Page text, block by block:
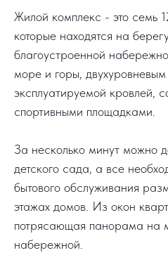
Жилой комплекс - это семь
которые находятся на
благоустроенной
море и горы,
эксплуатируемой кровлей,
спортивными площадками.
За несколько минут можно
детского сада, а все
бытового обслуживания
этажах домов. Из окон
потрясающая панорама на
набережной.